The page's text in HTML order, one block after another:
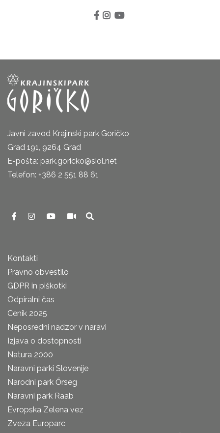
Javni zavod Krajinski park Goričko
Grad 191, 9264 Grad
E-pošta: park.goricko@siol.net
Telefon: +386 2 551 88 61
Kontakti
Pravno obvestilo
GDPR in piškotki
Odpiralni čas
Cenik 2025
Neposredni nadzor v naravi
Izjava o dostopnosti
Natura 2000
Naravni parki Slovenije
Narodni park Őrseg
Naravni park Raab
Evropska Zelena vez
Zveza Europarc